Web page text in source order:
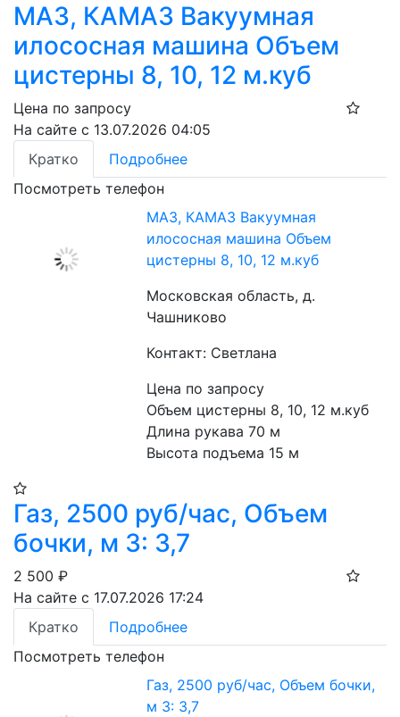
МАЗ, КАМАЗ Вакуумная
илососная машина Объем
цистерны 8, 10, 12 м.куб
Цена по запросу
На сайте с 13.07.2026 04:05
Кратко
Подробнее
Посмотреть телефон
МАЗ, КАМАЗ Вакуумная
илососная машина Объем
цистерны 8, 10, 12 м.куб
Московская область, д.
Чашниково
Контакт: Светлана
Цена по запросу
Объем цистерны 8, 10, 12 м.куб
Длина рукава 70 м
Высота подъема 15 м
Газ, 2500 руб/час, Объем
бочки, м 3: 3,7
2 500 ₽
На сайте с 17.07.2026 17:24
Кратко
Подробнее
Посмотреть телефон
Газ, 2500 руб/час, Объем бочки,
м 3: 3,7